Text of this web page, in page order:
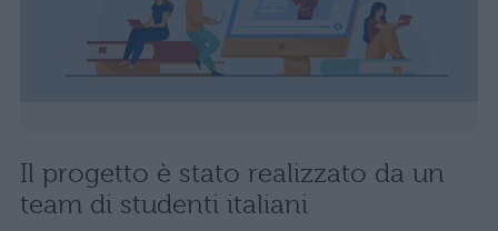
Il progetto è stato realizzato da un
team di studenti italiani